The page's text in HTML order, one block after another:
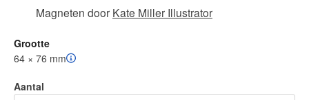
Magneten door Kate Miller Illustrator
Grootte
64 × 76 mm
Aantal